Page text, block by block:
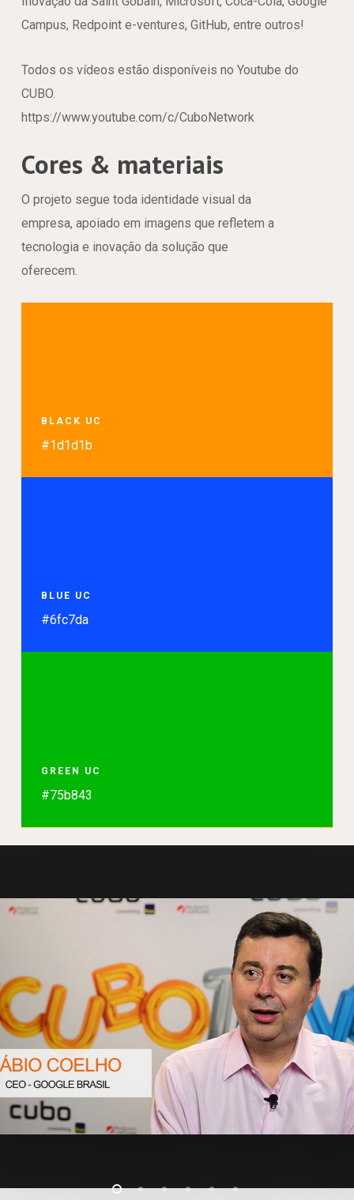
Campus, Redpoint e-ventures, GitHub, entre outros!
Todos os vídeos estão disponíveis no Youtube do
CUBO.
https://www.youtube.com/c/CuboNetwork
Cores & materiais
O projeto segue toda identidade visual da
empresa, apoiado em imagens que refletem a
tecnologia e inovação da solução que
oferecem.
BLACK UC
#1d1d1b
BLUE UC
#6fc7da
GREEN UC
#75b843